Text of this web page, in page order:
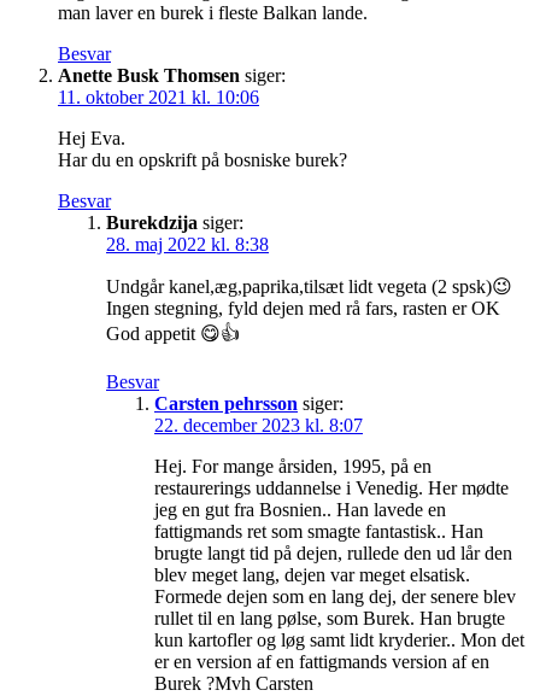
man laver en burek i fleste Balkan lande.
Besvar
Anette Busk Thomsen siger:
11. oktober 2021 kl. 10:06
Hej Eva.
Har du en opskrift på bosniske burek?
Besvar
Burekdzija siger:
28. maj 2022 kl. 8:38
Undgår kanel,æg,paprika,tilsæt lidt vegeta (2 spsk)😉
Ingen stegning, fyld dejen med rå fars, rasten er OK
God appetit 😋👍
Besvar
Carsten pehrsson siger:
22. december 2023 kl. 8:07
Hej. For mange årsiden, 1995, på en
restaurerings uddannelse i Venedig. Her mødte
jeg en gut fra Bosnien.. Han lavede en
fattigmands ret som smagte fantastisk.. Han
brugte langt tid på dejen, rullede den ud lår den
blev meget lang, dejen var meget elsatisk.
Formede dejen som en lang dej, der senere blev
rullet til en lang pølse, som Burek. Han brugte
kun kartofler og løg samt lidt kryderier.. Mon det
er en version af en fattigmands version af en
Burek ?Mvh Carsten